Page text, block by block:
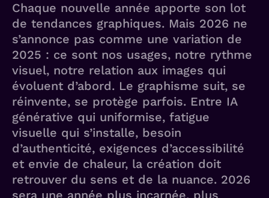
Chaque nouvelle année apporte son lot
de tendances graphiques. Mais 2026 ne
s’annonce pas comme une variation de
2025 : ce sont nos usages, notre rythme
visuel, notre relation aux images qui
évoluent d’abord. Le graphisme suit, se
réinvente, se protège parfois. Entre IA
générative qui uniformise, fatigue
visuelle qui s’installe, besoin
d’authenticité, exigences d’accessibilité
et envie de chaleur, la création doit
retrouver du sens et de la nuance. 2026